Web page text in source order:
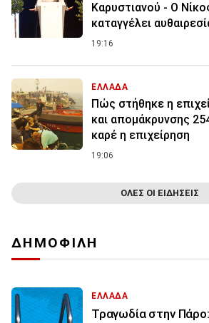
Καρυστιανού - Ο
καταγγέλει
19:16
ΕΛΛΑΔΑ
Πώς στήθηκε η
και απομάκρυνσης
καρέ η επιχείρηση
19:06
ΟΛΕΣ ΟΙ ΕΙΔΗΣΕΙΣ
ΔΗΜΟΦΙΛΗ
ΕΛΛΑΔΑ
Τραγωδία στην